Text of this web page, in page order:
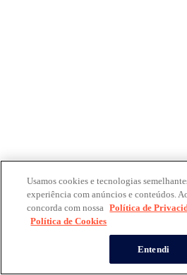
Usamos cookies e tecnologias
experiência com anúncios e conteúdos.
concorda com nossa Política de
Política de Cookies
Entendi